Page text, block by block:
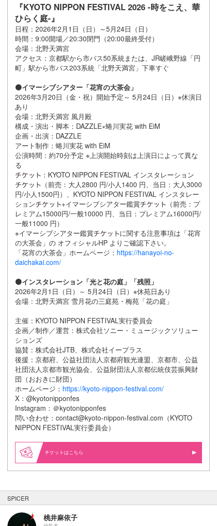
『KYOTO NIPPON FESTIVAL 2026 -時をこえ、華
ひらく庭-』
日程：2026年2月1日（日）～5月24日（日）
時間：9:00開場／20:30閉門（20:00最終受付）
会場：北野天満宮
アクセス：京都駅から市バス50系統または、JR嵯峨野線「円
町」駅から市バス203系統「北野天満宮」下車すぐ
⚫️イマーシブシアター「花宵の大茶会」
2026年3月20日（金・祝）開始予定～ 5月24日（日）※休演日
あり
会場：北野天満宮 風月殿
構成・演出・脚本：DAZZLE×蜷川実花 with EiM
企画・出演：DAZZLE
アート制作：蜷川実花 with EiM
公演時間：約70分予定 ※上演開始時刻は上演日によって異な
る
：KYOTO NIPPON FESTIVAL インスタレーション
（前売：大人2800 円/小人1400 円、当日：大人3000
円/小人1500円）、KYOTO NIPPON FESTIVAL インスタレー
ション
+イマーシブシアター鑑賞
（前売：プ
レミアム15000円/一般10000 円、当日：プレミアム16000円/
一般11000 円）
※イマーシブシアター鑑賞
に関する注意事項は「花宵
の大茶会」の オフィシャルHP よりご確認下さい。
「花宵の大茶会」ホームページ： https://hanayoi-no-
daichakai.com/
⚫️インスタレーション「光と花の庭」「残照」
2026年2月1日（日）～ 5月24日（日）※休苑日あり
会場：北野天満宮 雪月花の三庭苑・梅苑「花の庭」
主催：KYOTO NIPPON FESTIVAL実行委員会
企画／制作／運営：株式会社ソニー・ミュージックソリュー
ションズ
協賛：株式会社JTB、株式会社イープラス
後援：京都府、公益社団法人京都府観光連盟、京都市、公益
社団法人京都市観光協会、公益財団法人京都伝統伎芸振興財
団（おおきに財団）
ホームページ： https://kyoto-nippon-festival.com/
X：@kyotonipponfes
Instagram：＠kyotonipponfes
問い合わせ：contact@kyoto-nippon-festival.com（KYOTO
NIPPON FESTIVAL実行委員会）
はこちら
SPICER
桃井麻依子